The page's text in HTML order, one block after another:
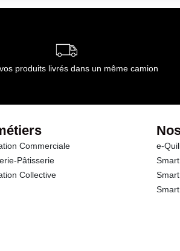
produits livrés dans un même camion
Commerciale
Pâtisserie
Collective
e-